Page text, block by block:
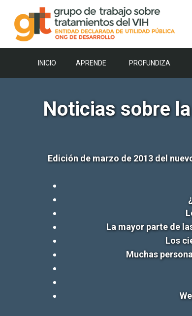
contenido
INICIO APRENDE PROFUNDIZA
Noticias sobre
Edición de marzo de 2013 del
La mayor parte de
Los
Muchas